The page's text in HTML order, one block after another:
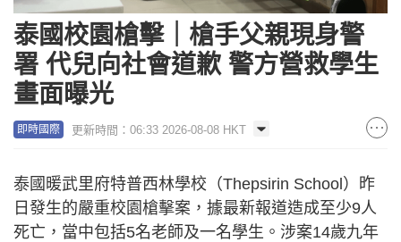
泰國校園槍擊｜槍手父親現身警
署 代兒向社會道歉 警方營救學生
畫面曝光
即時國際 更新時間：06:33 2026-08-08 HKT
泰國暖武里府特普西林學校（Thepsirin School）昨
日發生的嚴重校園槍擊案，據最新報道造成至少9人
死亡，當中包括5名老師及一名學生。涉案14歲九年